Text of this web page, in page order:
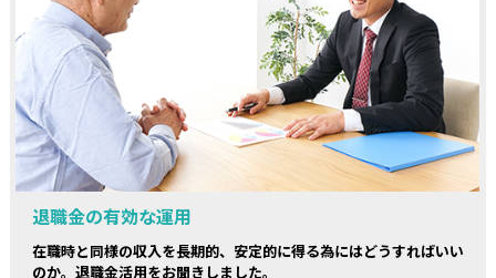
退職金の有効な運用
在職時と同様の収入を長期的、安定的に得る為にはどうすればいい
のか。退職金活用をお聞きしました。